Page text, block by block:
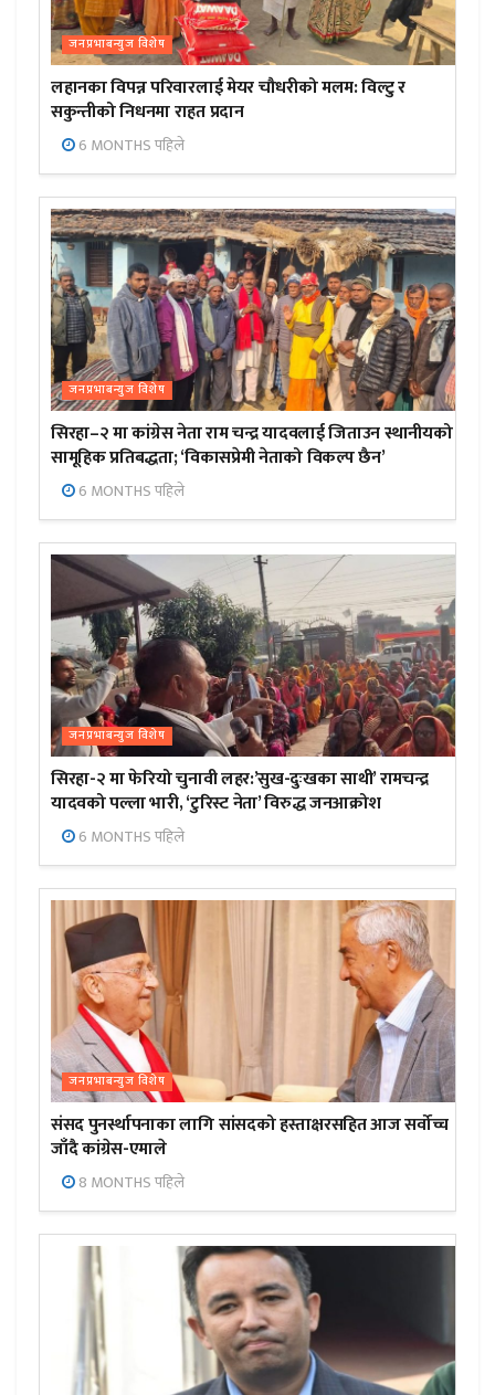
जनप्रभाबन्युज विशेष
लहानका विपन्न परिवारलाई मेयर चौधरीको मलम: विल्टु र
सकुन्तीको निधनमा राहत प्रदान
6 MONTHS पहिले
जनप्रभाबन्युज विशेष
सिरहा–२ मा कांग्रेस नेता राम चन्द्र यादवलाई जिताउन स्थानीयको
सामूहिक प्रतिबद्धता; ‘विकासप्रेमी नेताको विकल्प छैन’
6 MONTHS पहिले
जनप्रभाबन्युज विशेष
सिरहा-२ मा फेरियो चुनावी लहर:’सुख-दुःखका साथी’ रामचन्द्र
यादवको पल्ला भारी, ‘टुरिस्ट नेता’ विरुद्ध जनआक्रोश
6 MONTHS पहिले
जनप्रभाबन्युज विशेष
संसद पुनर्स्थापनाका लागि सांसदको हस्ताक्षरसहित आज सर्वोच्च
जाँदै कांग्रेस-एमाले
8 MONTHS पहिले